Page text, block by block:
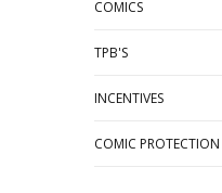
COMICS
TPB'S
INCENTIVES
COMIC PROTECTION